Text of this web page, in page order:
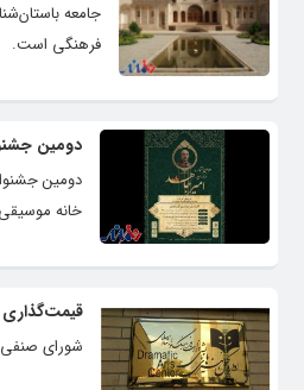
جامعه
فرهنگی است.
دومین
دومین
خانه
شورای صنفی